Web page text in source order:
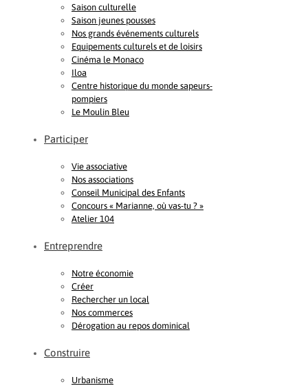
Saison culturelle
Saison jeunes pousses
Nos grands événements culturels
Equipements culturels et de loisirs
Cinéma le Monaco
Iloa
Centre historique du monde sapeurs-
pompiers
Le Moulin Bleu
Participer
Vie associative
Nos associations
Conseil Municipal des Enfants
Concours « Marianne, où vas-tu ? »
Atelier 104
Entreprendre
Notre économie
Créer
Rechercher un local
Nos commerces
Dérogation au repos dominical
Construire
Urbanisme